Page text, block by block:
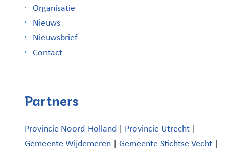
Organisatie
Nieuws
Nieuwsbrief
Contact
Partners
Provincie Noord-Holland Provincie Utrecht
Gemeente Wijdemeren
Gemeente Stichtse Vecht